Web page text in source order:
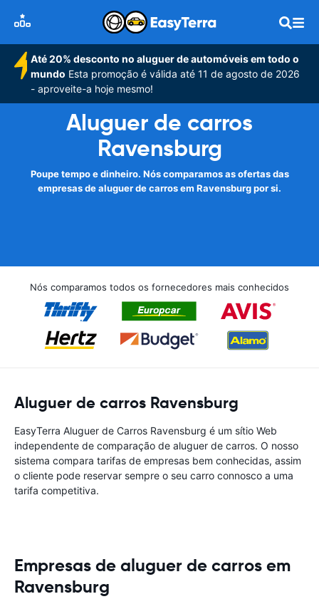
Até 20% desconto no aluguer de automóveis em todo o
mundo Esta promoção é válida até 11 de agosto de 2026
- aproveite-a hoje mesmo!
Aluguer de carros
Ravensburg
Poupe tempo e dinheiro. Nós comparamos as ofertas das
empresas de aluguer de carros em Ravensburg por si.
Nós comparamos todos os fornecedores mais conhecidos
Aluguer de carros Ravensburg
EasyTerra Aluguer de Carros Ravensburg é um sítio Web
independente de comparação de aluguer de carros. O nosso
sistema compara tarifas de empresas bem conhecidas, assim
o cliente pode reservar sempre o seu carro connosco a uma
tarifa competitiva.
Empresas de aluguer de carros em
Ravensburg